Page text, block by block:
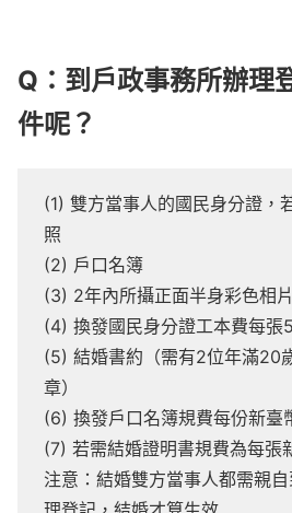
Q：到戶政事務所辦理
件呢？
(1) 雙方當事人的國民身分證，
照
(2) 戶口名簿
(3) 2年內所攝正面半身彩色相
(4) 換發國民身分證工本費每張
(5) 結婚書約（需有2位年滿20
章）
(6) 換發戶口名簿規費每份新臺
(7) 若需結婚證明書規費為每張
注意：結婚雙方當事人都需親